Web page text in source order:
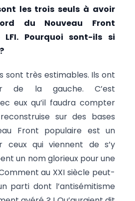
les trois seuls à avoir
du Nouveau Front
LFI. Pourquoi sont-ils si
sont très estimables. Ils ont
de la gauche. C’est
eux qu’il faudra compter
sur des bases
Front populaire est un
ceux qui viennent de s’y
un nom glorieux pour une
au XXI siècle peut-
parti dont l’antisémitisme